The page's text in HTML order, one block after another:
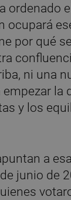
ordenado
ocupará
por qué
ni una
empezar la
y los
a
junio de